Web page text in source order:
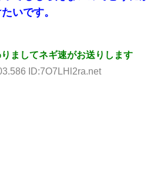
いです。
ましてネギ速がお送りします
ID:7O7LHl2ra.net